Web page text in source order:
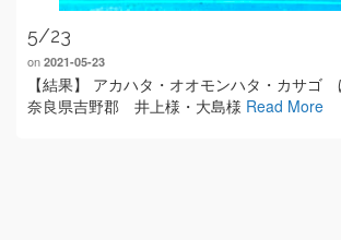
5/23
on 2021-05-23
【結果】 アカハタ・オオモンハタ・カサゴ
奈良県吉野郡 井上様・大島様 Read More